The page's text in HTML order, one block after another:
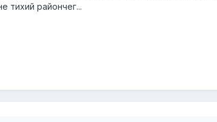
тихий райончег...